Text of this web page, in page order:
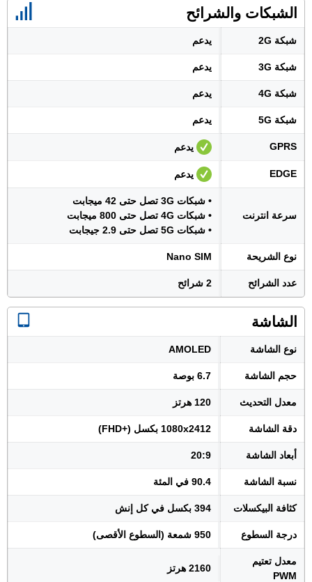
الشبكات والشرائح
شبكة 2G يدعم
شبكة 3G يدعم
شبكة 4G يدعم
شبكة 5G يدعم
GPRS يدعم
EDGE يدعم
سرعة انترنت
• شبكات 3G تصل حتى 42 ميجابت
• شبكات 4G تصل حتى 800 ميجابت
• شبكات 5G تصل حتى 2.9 جيجابت
نوع الشريحة Nano SIM
عدد الشرائح 2 شرائح
الشاشة
نوع الشاشة AMOLED
حجم الشاشة 6.7 بوصة
معدل التحديث 120 هرتز
دقة الشاشة 1080x2412 بكسل (+FHD)
أبعاد الشاشة 20:9
نسبة الشاشة 90.4 في المئة
كثافة البيكسلات 394 بكسل في كل إنش
درجة السطوع 950 شمعة (السطوع الأقصى)
معدل تعتيم
PWM
2160 هرتز